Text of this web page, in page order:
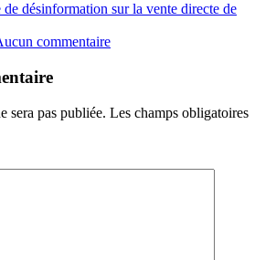
de désinformation sur la vente directe de
commentaire
sera pas publiée. Les champs obligatoires